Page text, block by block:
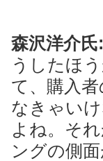
森沢洋介氏:
うしたほ
て、購入
なきゃい
よね。そ
ングの側